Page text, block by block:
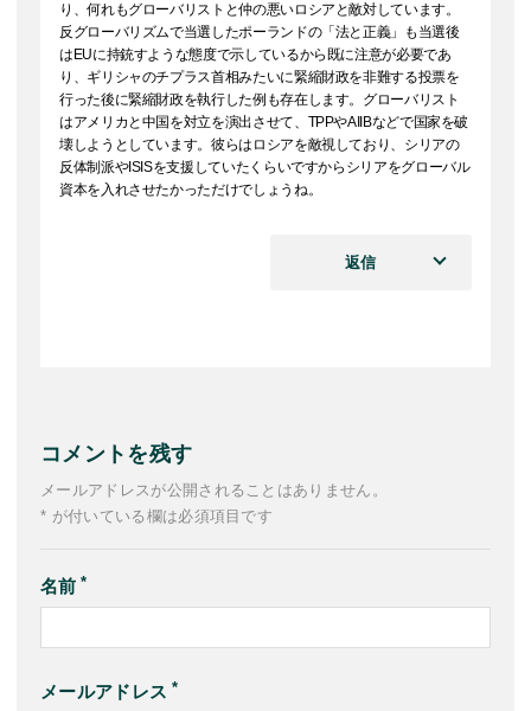
り、何れもグローバリストと仲の悪いロシアと敵対しています。
反グローバリズムで当選したポーランドの「法と正義」も当選後
はEUに持銃すような態度で示しているから既に注意が必要であ
り、ギリシャのチプラス首相みたいに緊縮財政を非難する投票を
行った後に緊縮財政を執行した例も存在します。グローバリスト
はアメリカと中国を対立を演出させて、TPPやAIIBなどで国家を破
壊しようとしています。彼らはロシアを敵視しており、シリアの
反体制派やISISを支援していたくらいですからシリアをグローバル
資本を入れさせたかっただけでしょうね。
返信
コメントを残す
メールアドレスが公開されることはありません。
* が付いている欄は必須項目です
名前
メールアドレス